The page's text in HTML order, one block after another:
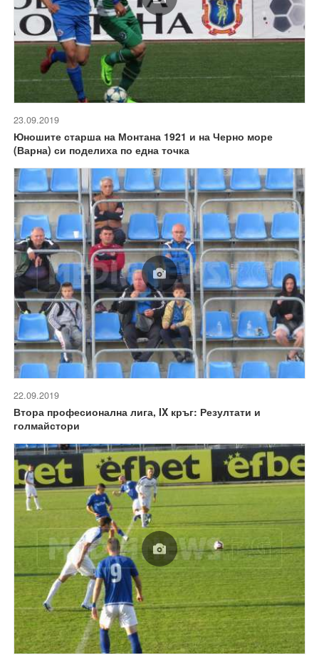
23.09.2019
Юношите старша на Монтана 1921 и на Черно море
(Варна) си поделиха по една точка
22.09.2019
Втора професионална лига, IX кръг: Резултати и
голмайстори